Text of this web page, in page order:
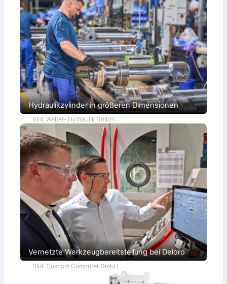
Hydraulikzylinder in größeren Dimensionen
Bild: Weber- Hydraulik GmbH
Vernetzte Werkzeugbereitstellung bei Deloro
Bild: Coscom Computer GmbH